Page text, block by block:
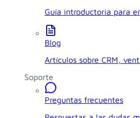
Guía introductoria para
Blog
Artículos sobre CRM,
Soporte
Preguntas frecuentes